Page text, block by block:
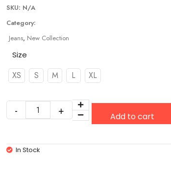
SKU: N/A
Category:
Jeans, New Collection
Size
XS S M L XL
Add to cart
In Stock